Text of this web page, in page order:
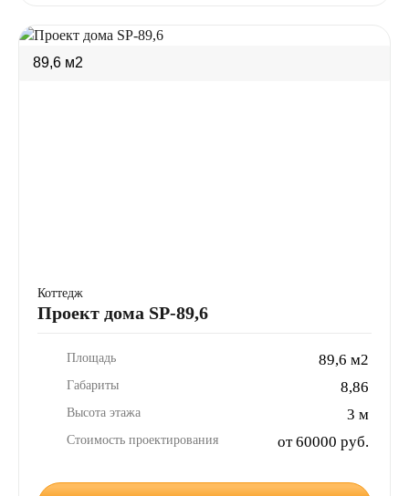
89,6 м2
Коттедж
Проект дома SP-89,6
Площадь 89,6 м2
Габариты 8,86
Высота этажа 3 м
Стоимость проектирования от 60000 руб.